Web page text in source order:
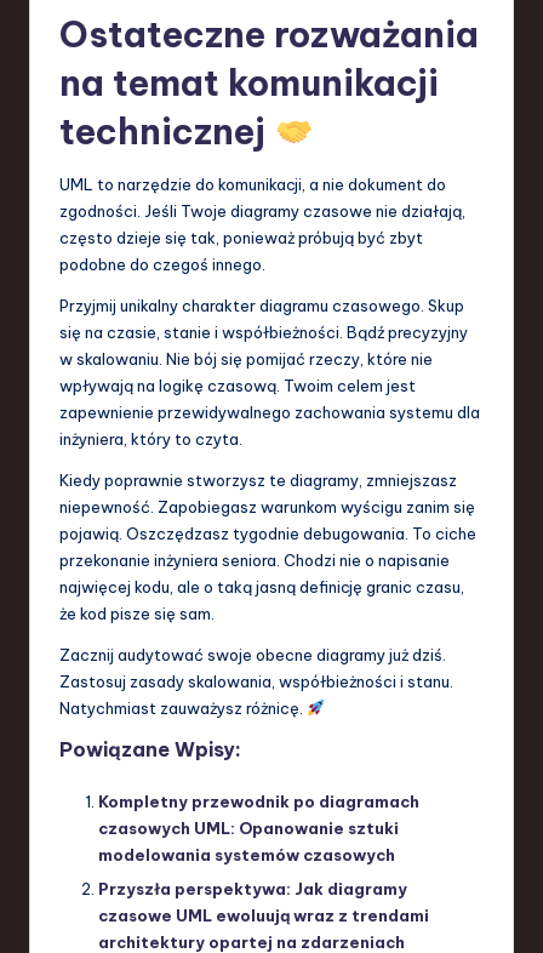
Ostateczne rozważania
na temat komunikacji
technicznej
UML to narzędzie do komunikacji, a nie dokument do
zgodności. Jeśli Twoje diagramy czasowe nie działają,
często dzieje się tak, ponieważ próbują być zbyt
podobne do czegoś innego.
Przyjmij unikalny charakter diagramu czasowego. Skup
się na czasie, stanie i współbieżności. Bądź precyzyjny
w skalowaniu. Nie bój się pomijać rzeczy, które nie
wpływają na logikę czasową. Twoim celem jest
zapewnienie przewidywalnego zachowania systemu dla
inżyniera, który to czyta.
Kiedy poprawnie stworzysz te diagramy, zmniejszasz
niepewność. Zapobiegasz warunkom wyścigu zanim się
pojawią. Oszczędzasz tygodnie debugowania. To ciche
przekonanie inżyniera seniora. Chodzi nie o napisanie
najwięcej kodu, ale o taką jasną definicję granic czasu,
że kod pisze się sam.
Zacznij audytować swoje obecne diagramy już dziś.
Zastosuj zasady skalowania, współbieżności i stanu.
Natychmiast zauważysz różnicę.
Powiązane Wpisy:
Kompletny przewodnik po diagramach
czasowych UML: Opanowanie sztuki
modelowania systemów czasowych
Przyszła perspektywa: Jak diagramy
czasowe UML ewoluują wraz z trendami
architektury opartej na zdarzeniach